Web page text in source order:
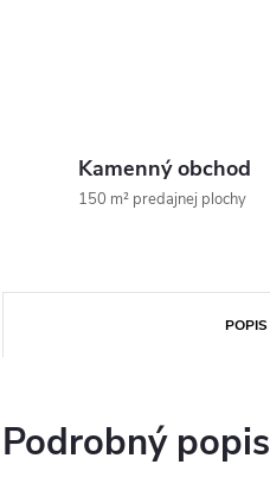
Kamenný obchod
150 m² predajnej plochy
POPIS
Podrobný popis